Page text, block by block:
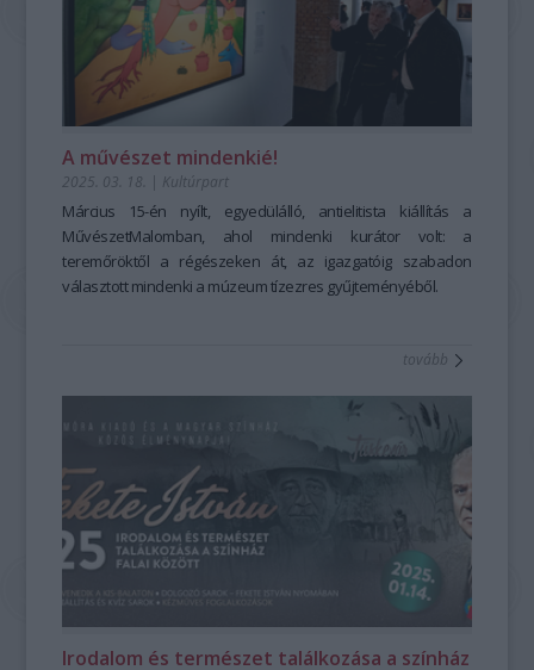
A művészet mindenkié!
2025. 03. 18. | Kultúrpart
Március 15-én nyílt, egyedülálló, antielitista kiállítás a
MűvészetMalomban, ahol mindenki kurátor volt: a
teremőröktől a régészeken át, az igazgatóig szabadon
választott mindenki a múzeum tízezres gyűjteményéből.
tovább
Irodalom és természet találkozása a színház